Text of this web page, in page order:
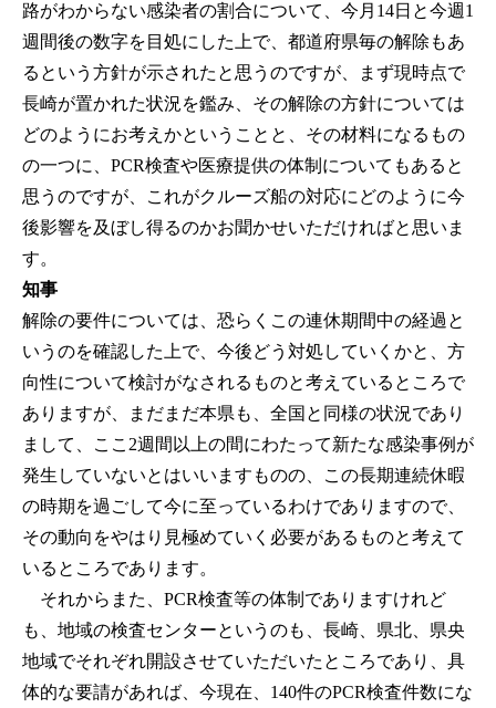
路がわからない感染者の割合について、今月14日と今週1
週間後の数字を目処にした上で、都道府県毎の解除もあ
るという方針が示されたと思うのですが、まず現時点で
長崎が置かれた状況を鑑み、その解除の方針については
どのようにお考えかということと、その材料になるもの
の一つに、PCR検査や医療提供の体制についてもあると
思うのですが、これがクルーズ船の対応にどのように今
後影響を及ぼし得るのかお聞かせいただければと思いま
す。
知事
解除の要件については、恐らくこの連休期間中の経過と
いうのを確認した上で、今後どう対処していくかと、方
向性について検討がなされるものと考えているところで
ありますが、まだまだ本県も、全国と同様の状況であり
まして、ここ2週間以上の間にわたって新たな感染事例が
発生していないとはいいますものの、この長期連続休暇
の時期を過ごして今に至っているわけでありますので、
その動向をやはり見極めていく必要があるものと考えて
いるところであります。
それからまた、PCR検査等の体制でありますけれど
も、地域の検査センターというのも、長崎、県北、県央
地域でそれぞれ開設させていただいたところであり、具
体的な要請があれば、今現在、140件のPCR検査件数にな